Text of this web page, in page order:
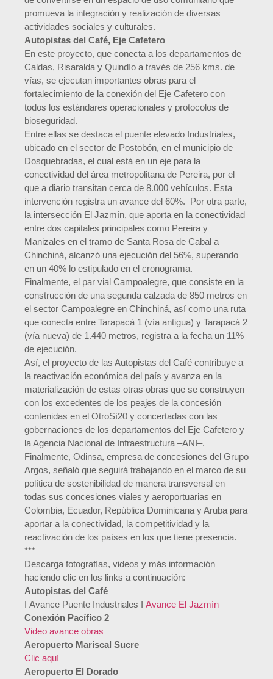
promueva la integración y realización de diversas
actividades sociales y culturales.
Autopistas del Café, Eje Cafetero
En este proyecto, que conecta a los departamentos de
Caldas, Risaralda y Quindío a través de 256 kms. de
vías, se ejecutan importantes obras para el
fortalecimiento de la conexión del Eje Cafetero con
todos los estándares operacionales y protocolos de
bioseguridad.
Entre ellas se destaca el puente elevado Industriales,
ubicado en el sector de Postobón, en el municipio de
Dosquebradas, el cual está en un eje para la
conectividad del área metropolitana de Pereira, por el
que a diario transitan cerca de 8.000 vehículos. Esta
intervención registra un avance del 60%. Por otra parte,
la intersección El Jazmín, que aporta en la conectividad
entre dos capitales principales como Pereira y
Manizales en el tramo de Santa Rosa de Cabal a
Chinchiná, alcanzó una ejecución del 56%, superando
en un 40% lo estipulado en el cronograma.
Finalmente, el par vial Campoalegre, que consiste en la
construcción de una segunda calzada de 850 metros en
el sector Campoalegre en Chinchiná, así como una ruta
que conecta entre Tarapacá 1 (vía antigua) y Tarapacá 2
(vía nueva) de 1.440 metros, registra a la fecha un 11%
de ejecución.
Así, el proyecto de las Autopistas del Café contribuye a
la reactivación económica del país y avanza en la
materialización de estas otras obras que se construyen
con los excedentes de los peajes de la concesión
contenidas en el OtroSí20 y concertadas con las
gobernaciones de los departamentos del Eje Cafetero y
la Agencia Nacional de Infraestructura –ANI–.
Finalmente, Odinsa, empresa de concesiones del Grupo
Argos, señaló que seguirá trabajando en el marco de su
política de sostenibilidad de manera transversal en
todas sus concesiones viales y aeroportuarias en
Colombia, Ecuador, República Dominicana y Aruba para
aportar a la conectividad, la competitividad y la
reactivación de los países en los que tiene presencia.
***
Descarga fotografías, videos y más información
haciendo clic en los links a continuación:
Autopistas del Café
I Avance Puente Industriales I Avance El Jazmín
Conexión Pacífico 2
Video avance obras
Aeropuerto Mariscal Sucre
Clic aquí
Aeropuerto El Dorado